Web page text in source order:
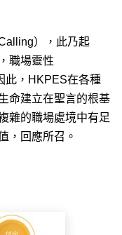
），此乃起
職場靈性
此，HKPES在各種
命建立在聖言的根基
雜的職場處境中有足
，回應所召。